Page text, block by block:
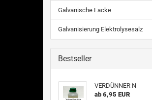
Galvanische Lacke
Galvanisierung Elektrolysesalz
Bestseller
VERDÜNNER N
ab 6,95 EUR